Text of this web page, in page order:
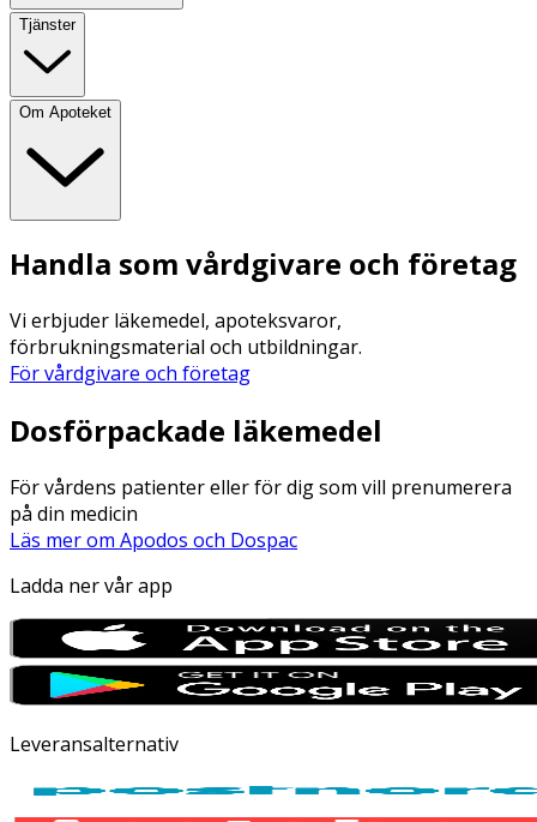
Tjänster
Om Apoteket
Handla som vårdgivare och företag
Vi erbjuder läkemedel, apoteksvaror,
förbrukningsmaterial och utbildningar.
För vårdgivare och företag
Dosförpackade läkemedel
För vårdens patienter eller för dig som vill prenumerera
på din medicin
Läs mer om Apodos och Dospac
Ladda ner vår app
Leveransalternativ